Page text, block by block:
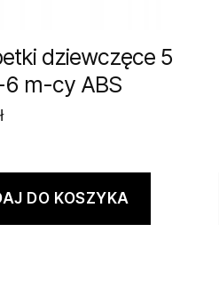
dziewczęce 5
m-cy ABS
DO KOSZYKA